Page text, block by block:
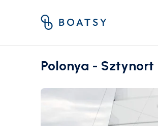
Polonya - Sztynort